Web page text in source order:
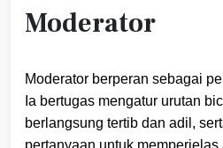
Moderator
Moderator berperan sebagai
Ia bertugas mengatur urutan
berlangsung tertib dan adil,